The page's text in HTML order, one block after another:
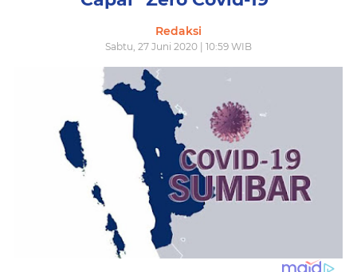
Redaksi
Sabtu, 27 Juni 2020 | 10:59 WIB